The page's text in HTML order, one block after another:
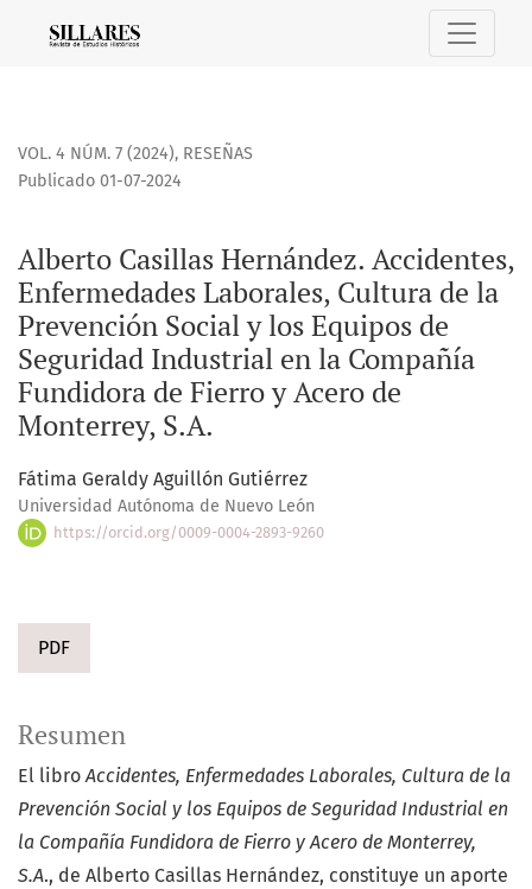
Alberto Casillas Hernández. Accidentes, Enfermedades
VOL. 4 NÚM. 7 (2024), RESEÑAS
Alberto Casillas Hernández. Accidentes,
Enfermedades Laborales, Cultura de la
Prevención Social y los Equipos de
Seguridad Industrial en la Compañía
Fundidora de Fierro y Acero de
Monterrey, S.A.
Publicado 01-07-2024
Fátima Geraldy Aguillón Gutiérrez
Universidad Autónoma de Nuevo León
https://orcid.org/0009-0004-2893-9260
PDF
Resumen
El libroAccidentes, Enfermedades Laborales, Cultura de la
Prevención Social y los Equipos de Seguridad Industrial en
la Compañía Fundidora de Fierro y Acero de Monterrey,
S.A., de Alberto Casillas Hernández, constituye un aporte